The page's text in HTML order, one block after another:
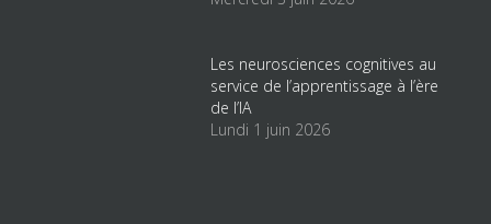
Les neurosciences cognitives au
service de l’apprentissage à l’ère
de l’IA
Lundi 1 juin 2026